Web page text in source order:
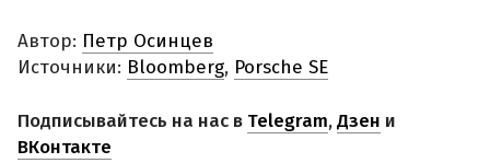
Автор: Петр Осинцев
Источники: Bloomberg, Porsche SE
Подписывайтесь на нас в Telegram,Дзен и
ВКонтакте